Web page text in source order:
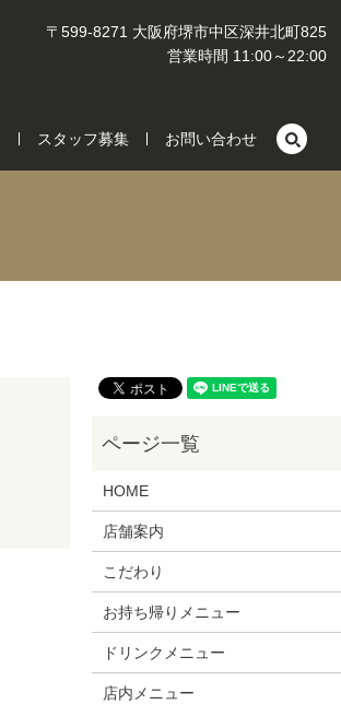
〒599-8271 大阪府堺市中区深井北町825
営業時間 11:00～22:00
スタッフ募集 お問い合わせ
HOME
店舗案内
こだわり
お持ち帰りメニュー
ドリンクメニュー
店内メニュー